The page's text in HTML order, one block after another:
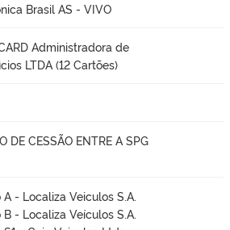
Brasil AS - VIVO
Administradora de
LTDA (12 Cartões)
DE CESSÃO ENTRE A SPG
A - Localiza Veiculos S.A.
B - Localiza Veículos S.A.